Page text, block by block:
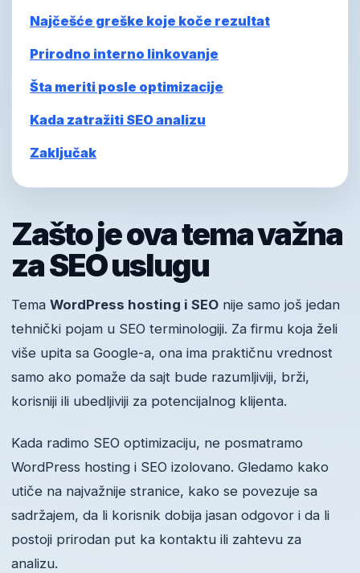
Najčešće greške koje koče rezultat
Prirodno interno linkovanje
Šta meriti posle optimizacije
Kada zatražiti SEO analizu
Zaključak
Zašto je ova tema važna
za SEO uslugu
Tema WordPress hosting i SEO nije samo još jedan
tehnički pojam u SEO terminologiji. Za firmu koja želi
više upita sa Google-a, ona ima praktičnu vrednost
samo ako pomaže da sajt bude razumljiviji, brži,
korisniji ili ubedljiviji za potencijalnog klijenta.
Kada radimo SEO optimizaciju, ne posmatramo
WordPress hosting i SEO izolovano. Gledamo kako
utiče na najvažnije stranice, kako se povezuje sa
sadržajem, da li korisnik dobija jasan odgovor i da li
postoji prirodan put ka kontaktu ili zahtevu za
analizu.